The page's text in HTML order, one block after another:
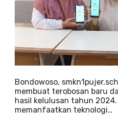
Bondowoso,
membuat terobosan baru
hasil kelulusan tahun
memanfaatkan teknologi…